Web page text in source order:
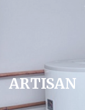
ARTISAN